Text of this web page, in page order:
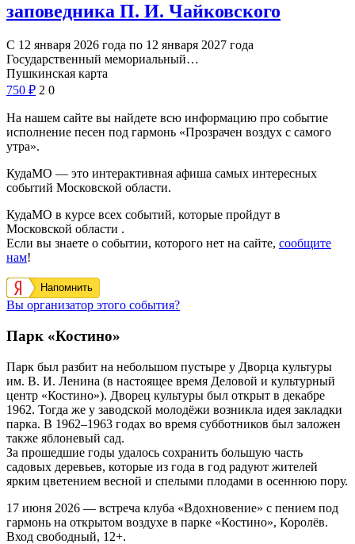
заповедника П. И. Чайковского
С 12 января 2026 года по 12 января 2027 года
Государственный мемориальный…
Пушкинская карта
750 ₽ 2 0
На нашем сайте вы найдете всю информацию про событие
исполнение песен под гармонь «Прозрачен воздух с самого
утра».
КудаМО — это интерактивная афиша самых интересных
событий Московской области.
КудаМО в курсе всех событий, которые пройдут в
Московской области .
Если вы знаете о событии, которого нет на сайте, сообщите
нам!
Напомнить
Вы организатор этого события?
Парк «Костино»
Парк был разбит на небольшом пустыре у Дворца культуры
им. В. И. Ленина (в настоящее время Деловой и культурный
центр «Костино»). Дворец культуры был открыт в декабре
1962. Тогда же у заводской молодёжи возникла идея закладки
парка. В 1962–1963 годах во время субботников был заложен
также яблоневый сад.
За прошедшие годы удалось сохранить большую часть
садовых деревьев, которые из года в год радуют жителей
ярким цветением весной и спелыми плодами в осеннюю пору.
17 июня 2026 — встреча клуба «Вдохновение» с пением под
гармонь на открытом воздухе в парке «Костино», Королёв.
Вход свободный, 12+.